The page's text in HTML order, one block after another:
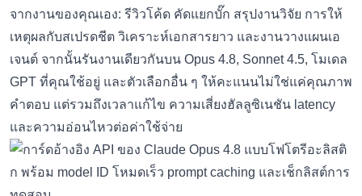
จากงานของคุณเอง: รีวิวโค้ด คัดแยกบั๊ก สรุปงานวิจัย การให้
เหตุผลกับสเปรดชีต วิเคราะห์เอกสารยาว และงานวางแผนเอ
เจนต์ จากนั้นรันงานเดียวกันบน Opus 4.8, Sonnet 4.5, โมเดล
GPT ที่คุณใช้อยู่ และตัวเลือกอื่น ๆ ให้คะแนนไม่ใช่แค่คุณภาพ
คำตอบ แต่รวมถึงเวลาแก้ไข ความเสี่ยงฮัลลูซิเนชัน latency
และความอ่อนไหวต่อค่าใช้จ่าย